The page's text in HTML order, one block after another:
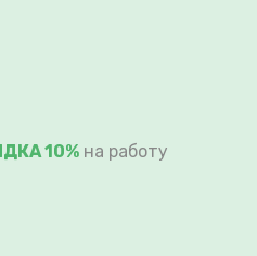
10% на работу